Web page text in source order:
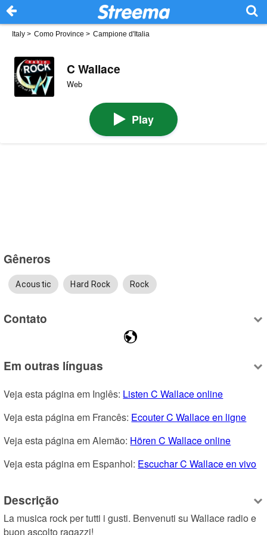
Italy > Como Province > Campione d'Italia
C Wallace
Web
Play
Gêneros
Acoustic Hard Rock Rock
Contato
Em outras línguas
Veja esta página em Inglês: Listen C Wallace online
Veja esta página em Francês: Ecouter C Wallace en ligne
Veja esta página em Alemão: Hören C Wallace online
Veja esta página em Espanhol: Escuchar C Wallace en vivo
Descrição
La musica rock per tutti i gusti. Benvenuti su Wallace radio e
buon ascolto ragazzi!